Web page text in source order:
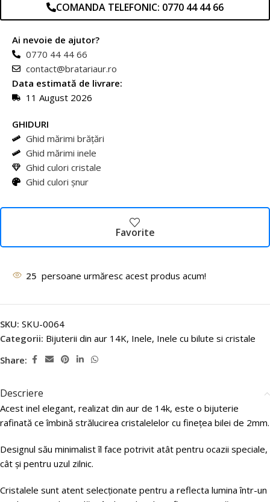
COMANDA TELEFONIC: 0770 44 44 66
Ai nevoie de ajutor?
0770 44 44 66
contact@bratariaur.ro
Data estimată de livrare:
11 August 2026
GHIDURI
Ghid mărimi brățări
Ghid mărimi inele
Ghid culori cristale
Ghid culori șnur
Favorite
25 persoane urmăresc acest produs acum!
SKU: SKU-0064
Categorii: Bijuterii din aur 14K, Inele, Inele cu bilute si cristale
Share:
Descriere
Acest inel elegant, realizat din aur de 14k, este o bijuterie
rafinată ce îmbină strălucirea cristalelelor cu finețea bilei de 2mm.
Designul său minimalist îl face potrivit atât pentru ocazii speciale,
cât și pentru uzul zilnic.
Cristalele sunt atent selecționate pentru a reflecta lumina într-un